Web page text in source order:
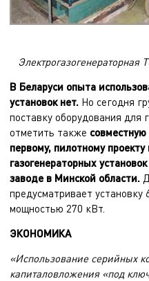
В Беларуси опыта
установок нет. Но сегодня
поставку оборудования для
отметить также
первому, пилотному
газогенераторных
заводе в Минской области.
предусматривает установку
мощностью 270 кВт.
ЭКОНОМИКА
«Использование серийных
капиталовложения «под